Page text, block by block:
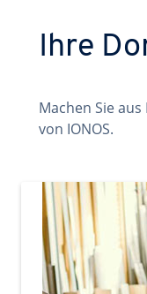
Ihre
Machen Sie
von IONOS.